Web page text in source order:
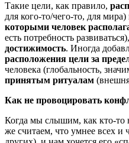
Такие цели, как правило,
для кого-то/чего-то, для мира)
которыми человек
есть потребность
достижимость. Иногда
расположения цели за
человека (глобальность,
принятым ритуалам
Как не провоцировать
Когда мы слышим, как кто-то
же считаем, что умнее всех и